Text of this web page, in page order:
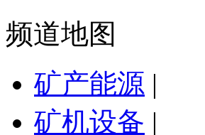
频道地图
矿产能源 |
矿机设备 |